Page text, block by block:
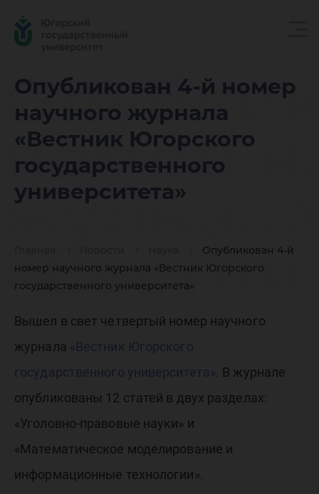
Опубликован 4-й номер
научного журнала
«Вестник Югорского
государственного
университета»
Опубликован 4-й
номер научного журнала «Вестник Югорского
государственного университета»
номер
Вышел в свет четвертый номер научного
журнала «Вестник Югорского
государственного университета». В журнале
опубликованы 12 статей в двух разделах:
«Уголовно-правовые науки» и
«Математическое моделирование и
информационные технологии».